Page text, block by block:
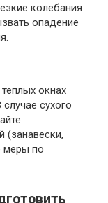
колебания
опадение
окнах
сухого
(занавески,
меры по